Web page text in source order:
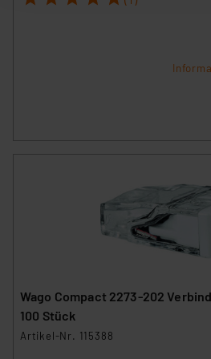
ausgewählten
VO) zu. Eine detaillierte
Cookies nach Zweck und
können die Verwendung nicht
ablehnen oder ihr ganz oder
Weiterverarbeitung dieser Daten
Analyse bis zum Zeitpunkt des
unberührt. Ihre Browser-
führen, dass die Einstellungen
angezeigt wird.
„Einige Drittanbieter verarbeiten
Wago Compact 2273-202
100 Stück
Artikel-Nr. 115388